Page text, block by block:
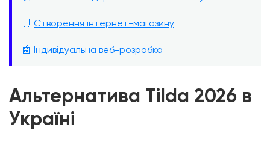
🛒 Створення інтернет-магазину
🤖 Індивідуальна веб-розробка
Альтернатива Tilda 2026 в
Україні